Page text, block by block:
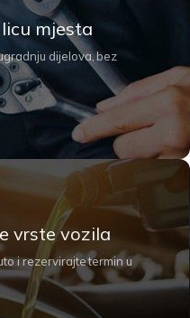
mjesta
dijelova, bez
vrste vozila
i rezervirajte termin u